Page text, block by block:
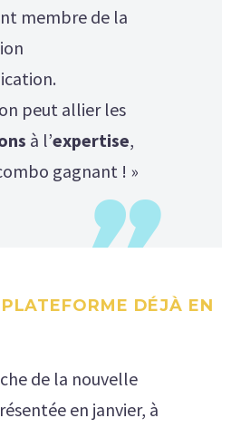
membre de la
peut allier les
à l’expertise,
gagnant ! »
DÉJÀ EN
de la nouvelle
en janvier, à